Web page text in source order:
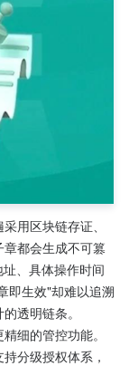
用区块链存证、
都会生成不可篡
、具体操作时间
即生效"却难以追溯
透明链条。
细的管控功能。
分级授权体系，